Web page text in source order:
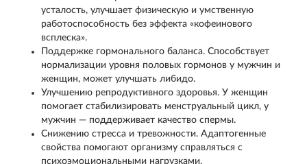
усталость, улучшает физическую и умственную
работоспособность без эффекта «кофеинового
всплеска».
Поддержке гормонального баланса. Способствует
нормализации уровня половых гормонов у мужчин и
женщин, может улучшать либидо.
Улучшению репродуктивного здоровья. У женщин
помогает стабилизировать менструальный цикл, у
мужчин — поддерживает качество спермы.
Снижению стресса и тревожности. Адаптогенные
свойства помогают организму справляться с
психоэмоциональными нагрузками.